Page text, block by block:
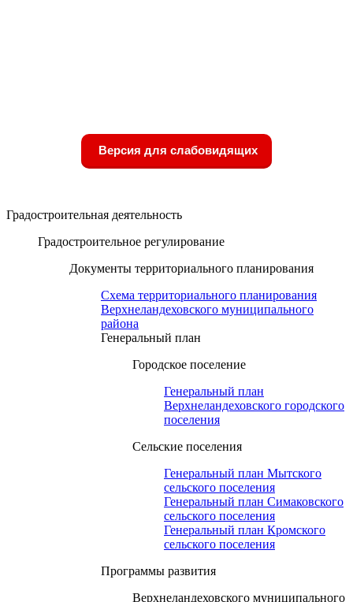
Версия для слабовидящих
Градостроительная деятельность
Градостроительное регулирование
Документы территориального планирования
Схема территориального планирования
Верхнеландеховского муниципального
района
Генеральный план
Городское поселение
Генеральный план
Верхнеландеховского городского
поселения
Сельские поселения
Генеральный план Мытского
сельского поселения
Генеральный план Симаковского
сельского поселения
Генеральный план Кромского
сельского поселения
Программы развития
Верхнеландеховского муниципального